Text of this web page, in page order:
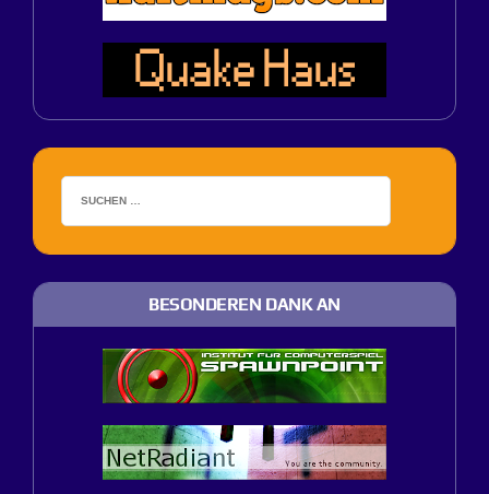
BESONDEREN DANK AN